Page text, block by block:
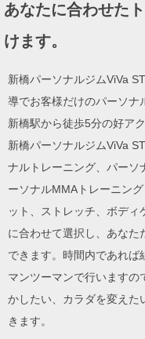
あなたに合わせた
けます。
新橋パーソナルジムViVa
導でお客様だけのパーソナ
新橋駅から徒歩5分の好アク
新橋パーソナルジムViVa
ナルトレーニング、パーソ
ーソナルMMAトレーニン
ット、ストレッチ、ボデ
に合わせて選択し、あなた
できます。時間内であれば
マンツーマンで行いますの
かしたい、カラダを変えた
きます。